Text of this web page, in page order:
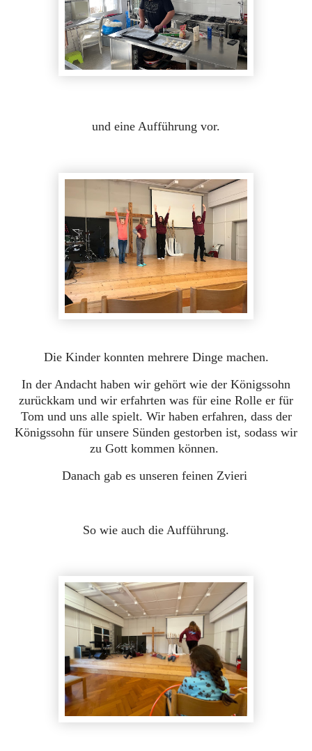
und eine Aufführung vor.
Die Kinder konnten mehrere Dinge machen.
In der Andacht haben wir gehört wie der Königssohn
zurückkam und wir erfahrten was für eine Rolle er für
Tom und uns alle spielt. Wir haben erfahren, dass der
Königssohn für unsere Sünden gestorben ist, sodass wir
zu Gott kommen können.
Danach gab es unseren feinen Zvieri
So wie auch die Aufführung.